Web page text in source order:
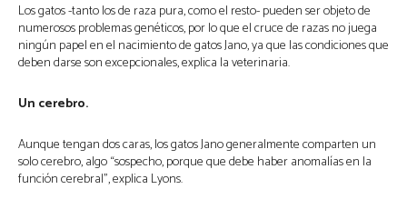
Los gatos -tanto los de raza pura, como el resto- pueden ser objeto de
numerosos problemas genéticos, por lo que el cruce de razas no juega
ningún papel en el nacimiento de gatos Jano, ya que las condiciones que
deben darse son excepcionales, explica la veterinaria.
Un cerebro.
Aunque tengan dos caras, los gatos Jano generalmente comparten un
solo cerebro, algo “sospecho, porque que debe haber anomalías en la
función cerebral”, explica Lyons.